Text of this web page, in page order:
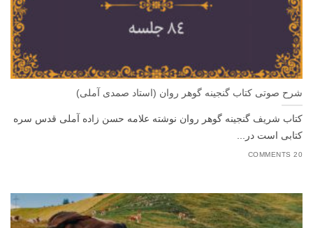
شرح صوتی کتاب گنجینه گوهر روان (استاد صمدی آملی)
کتاب شریف گنجینه گوهر روان نوشته علامه حسن زاده آملی قدس سره
کتابی است در...
20 COMMENTS